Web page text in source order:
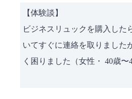
【体験談】
ビジネスリュックを購入した
いてすぐに連絡を取りました
く困りました（女性・ 40歳〜